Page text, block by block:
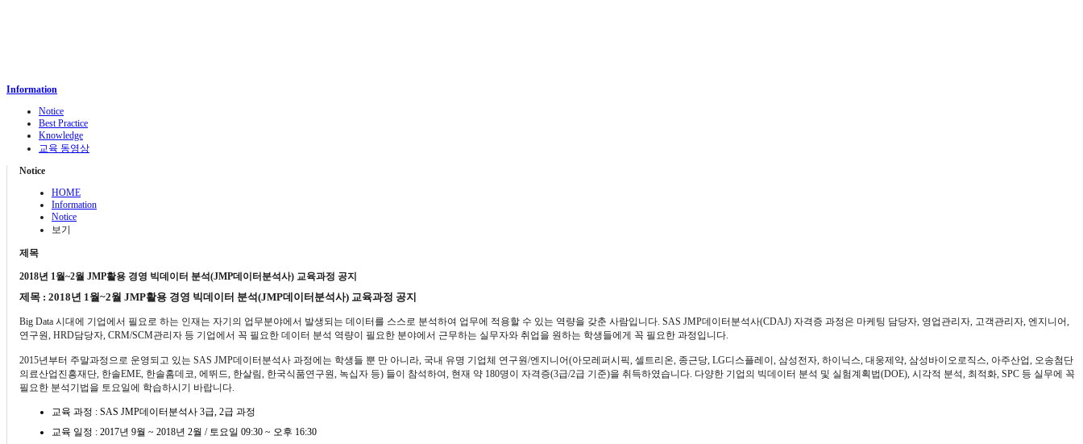
Information
Notice
Best Practice
Knowledge
교육 동영상
Notice
HOME
Information
Notice
보기
제목
2018년 1월~2월 JMP활용 경영 빅데이터 분석(JMP데이터분석사) 교육과정 공지
제목 : 2018년 1월~2월 JMP활용 경영 빅데이터 분석 (JMP데이터분석사) 교육과정 공지
Big Data 시대에 기업에서 필요로 하는 인재는 자기의 업무분야에서 발생되는 데이터를 스스로 분석하여 업무에 적용할 수 있는 역량을 갖춘 사람입니다. SAS JMP데이터분석사(CDAJ) 자격증 과정은 마케팅 담당자, 영업관리자, 고객관리자, 엔지니어,
연구원, HRD담당자, CRM/SCM관리자 등 기업에서 꼭 필요한 데이터 분석 역량이 필요한 분야에서 근무하는 실무자와 취업을 원하는 학생들에게 꼭 필요한 과정입니다.
2015년부터 주말과정으로 운영되고 있는 SAS JMP데이터분석사 과정에는 학생들 뿐 만 아니라 국내 유명 기업체 연구원/엔지니어(아모레퍼시픽 셀트리온 종근당 , LG디스플레이 삼성전자 하이닉스 대웅제약 삼성바이오로직스 아주산업
오송첨단
의료산업진흥재단 한솔EME, 한솔홈데코 에뛰드 한살림 한국식품연구원 녹십자 등) 들이 참석하여 현재 약 180명이 자격증(3급/2급 기준)을 취득하였습니다 다양한 기업의 빅데이터 분석 및 실험계획법(DOE), 시각적 분석 최적화 , SPC 등 실무에 꼭
필요한 분석기법을 토요일에 학습하시기 바랍니다
교육 과정 : SAS JMP데이터분석사 3급, 2급 과정
교육 일정 : 2017년 9월 ~ 2018년 2월 / 토요일 09:30 ~ 오후 16:30